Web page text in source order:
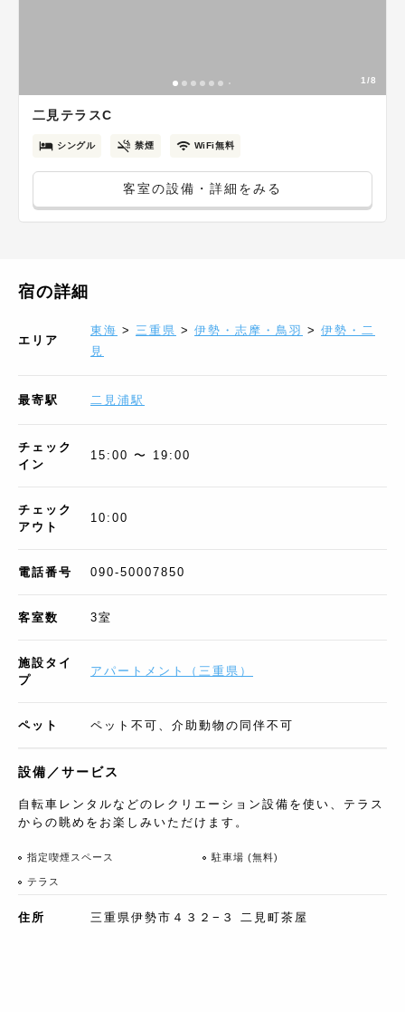
1/8
二見テラスC
シングル 禁煙 WiFi無料
客室の設備・詳細をみる
宿の詳細
エリア
東海 > 三重県 > 伊勢・志摩・鳥羽 > 伊勢・二
見
最寄駅 二見浦駅
チェック
イン
15:00 〜 19:00
チェック
アウト
10:00
電話番号 090-50007850
客室数 3室
施設タイ
プ
アパートメント （ 三重県 ）
ペット ペット不可、介助動物の同伴不可
設備／サービス
自転車レンタルなどのレクリエーション設備を使い、テラス
からの眺めをお楽しみいただけます。
指定喫煙スペース 駐車場 (無料)
テラス
住所 三重県伊勢市４３２−３ 二見町茶屋